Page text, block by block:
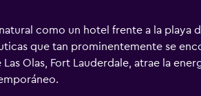
como un hotel frente a la
que tan prominentemente se
Olas, Fort Lauderdale, atrae la